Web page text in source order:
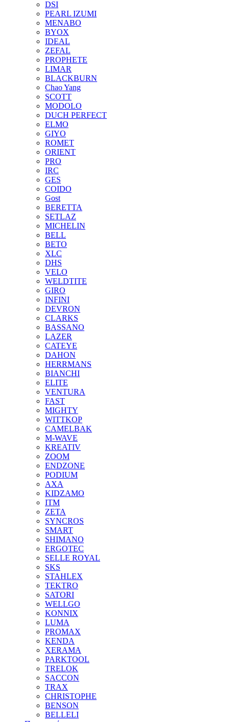
DSI
PEARL IZUMI
MENABO
BYOX
IDEAL
ZEFAL
PROPHETE
LIMAR
BLACKBURN
Chao Yang
SCOTT
MODOLO
DUCH PERFECT
ELMO
GIYO
ROMET
ORIENT
PRO
IRC
GES
COIDO
Gost
BERETTA
SETLAZ
MICHELIN
BELL
BETO
XLC
DHS
VELO
WELDTITE
GIRO
INFINI
DEVRON
CLARKS
BASSANO
LAZER
CATEYE
DAHON
HERRMANS
BIANCHI
ELITE
VENTURA
FAST
MIGHTY
WITTKOP
CAMELBAK
M-WAVE
KREATIV
ZOOM
ENDZONE
PODIUM
AXA
KIDZAMO
ITM
ZETA
SYNCROS
SMART
SHIMANO
ERGOTEC
SELLE ROYAL
SKS
STAHLEX
TEKTRO
SATORI
WELLGO
KONNIX
LUMA
PROMAX
KENDA
XERAMA
PARKTOOL
TRELOK
SACCON
TRAX
CHRISTOPHE
BENSON
BELLELI